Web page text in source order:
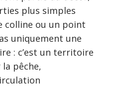
plus simples
colline ou un point
uniquement une
: c’est un territoire
pêche,